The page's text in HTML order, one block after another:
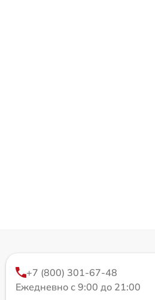
+7 (800) 301-67-48
Ежедневно с 9:00 до 21:00